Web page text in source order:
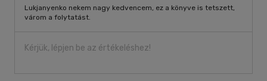
Lukjanyenko nekem nagy kedvencem, ez a könyve is tetszett,
várom a folytatást.
Kérjük, lépjen be az értékeléshez!